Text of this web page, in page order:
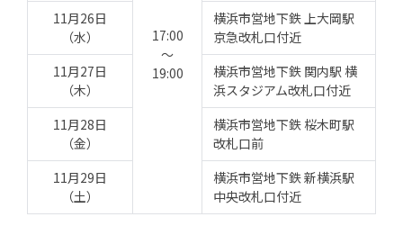
17:00
～
19:00
11月26日
（水）
横浜市営地下鉄 上大岡駅
京急改札口付近
11月27日
（木）
横浜市営地下鉄 関内駅 横
浜スタジアム改札口付近
11月28日
（金）
横浜市営地下鉄 桜木町駅
改札口前
11月29日
（土）
横浜市営地下鉄 新横浜駅
中央改札口付近